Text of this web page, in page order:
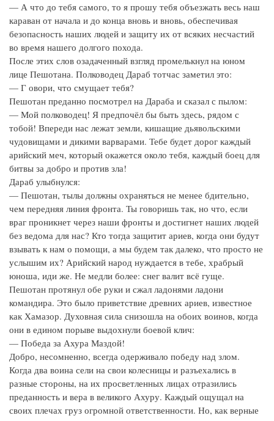
— А что до тебя самого, то я прошу тебя объезжать весь наш
караван от начала и до конца вновь и вновь, обеспечивая
безопасность наших людей и защиту их от всяких несчастий
во время нашего долгого похода.
После этих слов озадаченный взгляд промелькнул на юном
лице Пешотана. Полководец Дараб тотчас заметил это:
— Г овори, что смущает тебя?
Пешотан преданно посмотрел на Дараба и сказал с пылом:
— Мой полководец! Я предпочёл бы быть здесь, рядом с
тобой! Впереди нас лежат земли, кишащие дьявольскими
чудовищами и дикими варварами. Тебе будет дорог каждый
арийский меч, который окажется около тебя, каждый боец для
битвы за добро и против зла!
Дараб улыбнулся:
— Пешотан, тылы должны охраняться не менее бдительно,
чем передняя линия фронта. Ты говоришь так, но что, если
враг проникнет через наши фронты и достигнет наших людей
без ведома для нас? Кто тогда защитит ариев, когда они будут
взывать к нам о помощи, а мы будем так далеко, что просто не
услышим их? Арийский народ нуждается в тебе, храбрый
юноша, иди же. Не медли более: снег валит всё гуще.
Пешотан протянул обе руки и сжал ладонями ладони
командира. Это было приветствие древних ариев, известное
как Хамазор. Духовная сила снизошла на обоих воинов, когда
они в едином порыве выдохнули боевой клич:
— Победа за Ахура Маздой!
Добро, несомненно, всегда одерживало победу над злом.
Когда два воина сели на свои колесницы и разъехались в
разные стороны, на их просветленных лицах отразились
преданность и вера в великого Ахуру. Каждый ощущал на
своих плечах груз огромной ответственности. Но, как верные